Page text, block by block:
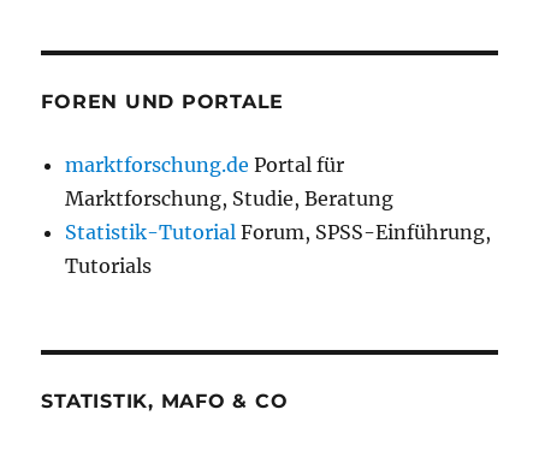
FOREN UND PORTALE
marktforschung.de Portal für
Marktforschung, Studie, Beratung
Statistik-Tutorial Forum, SPSS-Einführung,
Tutorials
STATISTIK, MAFO & CO